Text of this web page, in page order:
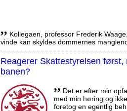
,, Kollegaen, professor Frederik
vinde kan skyldes dommernes
Reagerer Skattestyrelsen
banen?
,, Det er efter min
med min høring og
foretog en egentlig